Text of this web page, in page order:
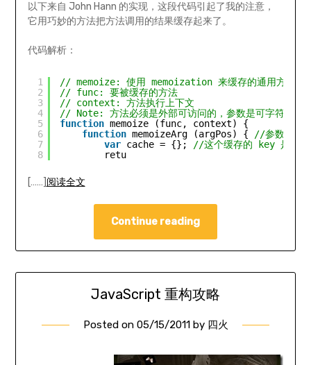
以下来自 John Hann 的实现，这段代码引起了我的注意，
它用巧妙的方法把方法调用的结果缓存起来了。
代码解析：
1
2
3
4
5
6
7
8
// memoize: 使用 memoization 来缓存的通用方法
// func: 要被缓存的方法
// context: 方法执行上下文
// Note: 方法必须是外部可访问的，参数是可字符序列
function memoize (func, context) {
function memoizeArg (argPos) { //参数表示
var cache = {}; //这个缓存的 key 是参
retu
[……] 阅读全文
Continue reading
JavaScript 重构攻略
Posted on 05/15/2011 by 四火